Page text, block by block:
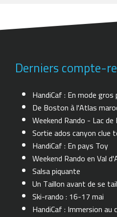
Derniers compte-
HandiCaf : En mode
De Boston à l'Atlas
Weekend Rando - Lac
Sortie ados canyon clue
HandiCaf : En pays Toy
Weekend Rando en Val
Salsa piquante
Un Taillon avant de se
Ski-rando : 16-17 mai
HandiCaf : Immersion